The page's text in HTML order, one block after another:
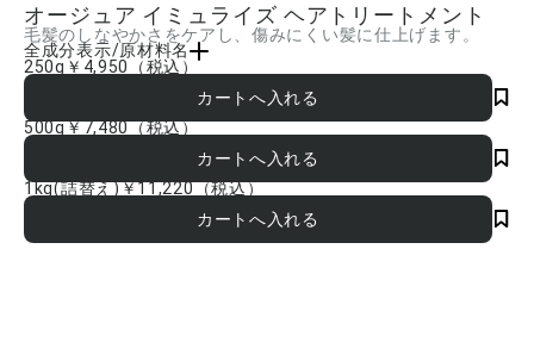
オージュア イミュライズ ヘアトリートメント
毛髪のしなやかさをケアし、傷みにくい髪に仕上げます。
全成分表示/原材料名
水、セタノール、ステアリルトリモニウムブロミド、マカデミアナッツ油、ステアリ
ルアルコール、アモジメチコン、イソプロパノール、ジメチコン、イソノナン酸イソ
トリデシル、PEG-20、トレハロース、カルボキシメチルアラニルジスルフィドケラチ
ン(羊毛)、ロイシン、イソステアリン酸イソステアリル、クオタニウム-33、加水分解
ケラチン(羊毛)、アルギニン、オクテニルコハク酸トウモロコシデンプンAl、ラウリ
ルベタイン、ジココジモニウムクロリド、ステアルトリモニウムクロリド、トリデセ
ス-10、BG、エタノール、クエン酸トリエチル、AMP、エチドロン酸、フェノキシエ
タノール、センチフォリアバラ花エキス、アミリスバルサミフェラ樹皮油、ダマスク
バラ花油、ニオイテンジクアオイ花油、レモン果皮油 ■成分内容は商品の改良等によ
り更新される場合があります。実際の成分は商品の表示をご覧ください。
250g ￥4,950 （税込）
500g￥7,480（税込）
1kg(詰替え)￥11,220（税込）